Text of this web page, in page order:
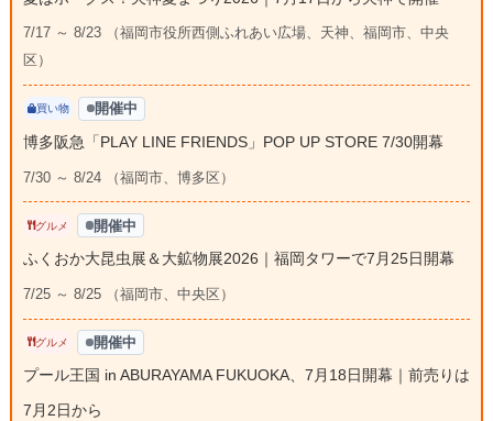
7/17 ～ 8/23 （福岡市役所西側ふれあい広場、天神、福岡市、中央
区）
買い物 開催中
博多阪急「PLAY LINE FRIENDS」POP UP STORE 7/30開幕
7/30 ～ 8/24 （福岡市、博多区）
グルメ 開催中
ふくおか大昆虫展＆大鉱物展2026｜福岡タワーで7月25日開幕
7/25 ～ 8/25 （福岡市、中央区）
グルメ 開催中
プール王国 in ABURAYAMA FUKUOKA、7月18日開幕｜前売りは
7月2日から